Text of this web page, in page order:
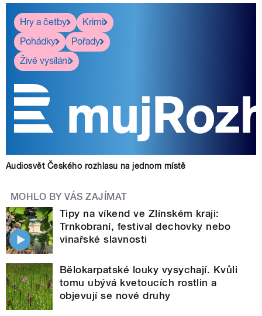
Hry a četby
Krimi
Pohádky
Pořady
Živé vysílání
Audiosvět Českého rozhlasu na jednom místě
MOHLO BY VÁS ZAJÍMAT
Tipy na víkend ve Zlínském kraji:
Trnkobraní, festival dechovky nebo
vinařské slavnosti
Bělokarpatské louky vysychají. Kvůli
tomu ubývá kvetoucích rostlin a
objevují se nové druhy